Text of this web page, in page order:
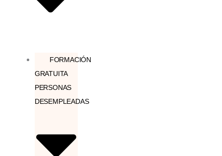
FORMACIÓN
GRATUITA
PERSONAS
DESEMPLEADAS